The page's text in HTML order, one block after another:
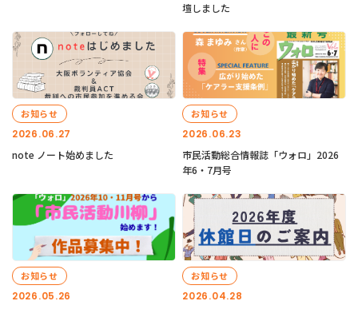
壇しました
2026.06.27
お知らせ
note ノート始めました
2026.06.23
お知らせ
市民活動総合情報誌「ウォロ」2026
年6・7月号
2026.05.26
お知らせ
2026.04.28
お知らせ